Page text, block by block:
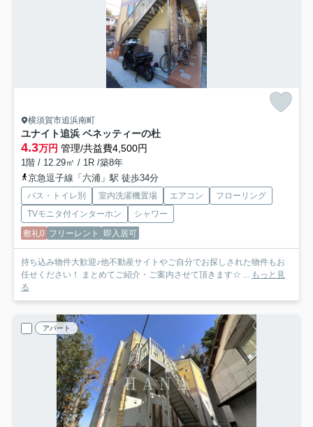
横須賀市追浜南町
ユナイト追浜 ベネッティーの杜
4.3万円 管理/共益費4,500円
1階 / 12.29㎡ / 1R /築8年
京急逗子線「六浦」駅 徒歩34分
バス・トイレ別 室内洗濯機置場 エアコン
フローリング
TVモニタ付インターホン
シャワー
敷礼0 フリーレント 即入居可
持ち込み物件大歓迎♪他不動産サイトやご自分でお探しされた物件もお
任せください！ まとめてご紹介・ご案内させて頂きます☆ ... もっと見
る
アパート